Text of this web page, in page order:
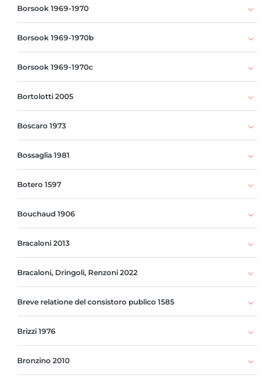
Borsook 1969-1970
Borsook 1969-1970b
Borsook 1969-1970c
Bortolotti 2005
Boscaro 1973
Bossaglia 1981
Botero 1597
Bouchaud 1906
Bracaloni 2013
Bracaloni, Dringoli, Renzoni 2022
Breve relatione del consistoro publico 1585
Brizzi 1976
Bronzino 2010